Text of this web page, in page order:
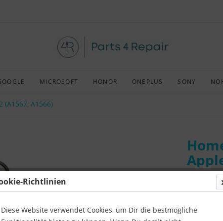
MICROSOFT HONOR ONEPLUS SONY
(A1567, A1566)
Richtlinien
Diese Website verwendet Cookies, um Dir die bestmögliche